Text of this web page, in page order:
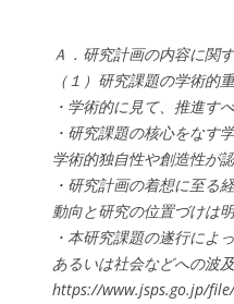
Ａ．研究計画の内容に関
（１）研究課題の学術的
・学術的に見て、推進す
・研究課題の核心をなす
学術的独自性や創造性が
・研究計画の着想に至る
動向と研究の位置づけは
・本研究課題の遂行によ
あるいは社会などへの波
https://www.jsps.go.jp/